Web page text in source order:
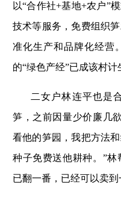
以“合作社+基地+农户”
技术等服务，免费组织
准化生产和品牌化经营
的“绿色产经”已成该村计
二女户林连平也是
笋，之前因量少价廉几
看他的笋园，我把方法
种子免费送他耕种。”
已翻一番，已经可以卖到